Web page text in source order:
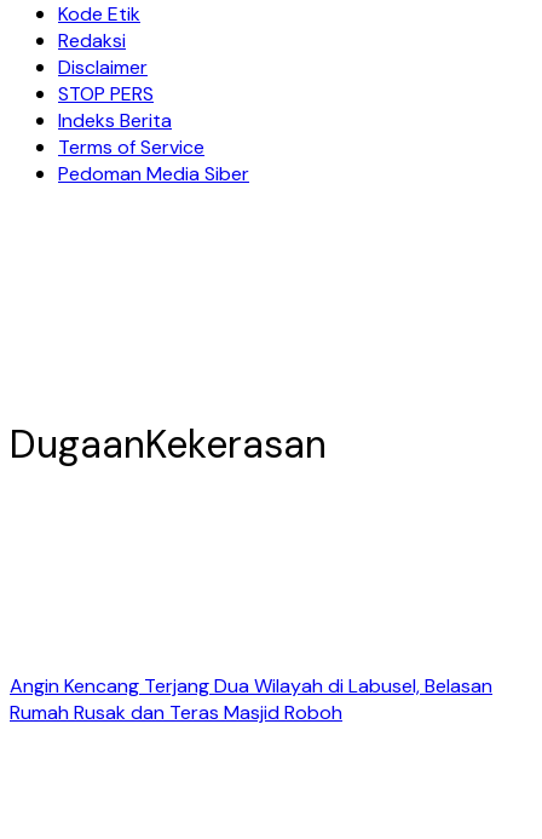
Kode Etik
Redaksi
Disclaimer
STOP PERS
Indeks Berita
Terms of Service
Pedoman Media Siber
DugaanKekerasan
Angin Kencang Terjang Dua Wilayah di Labusel, Belasan
Rumah Rusak dan Teras Masjid Roboh